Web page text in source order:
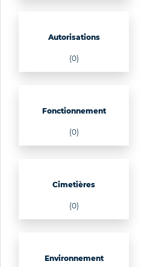
Autorisations
(0)
Fonctionnement
(0)
Cimetières
(0)
Environnement